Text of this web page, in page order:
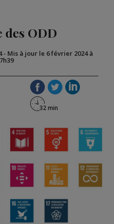
des ODD
- Mis à jour le 6 février 2024 à